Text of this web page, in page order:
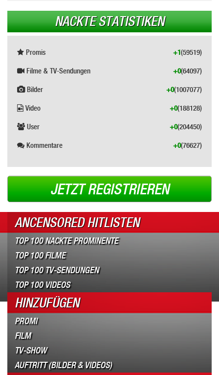
NACKTE STATISTIKEN
Promis (59519)
+1
Filme & TV-Sendungen (64097)
+0
Bilder (1007077)
+0
Video (188128)
+0
User (204450)
+0
Kommentare (76627)
+0
JETZT REGISTRIEREN
ANCENSORED HITLISTEN
TOP 100 NACKTE PROMINENTE
TOP 100 FILME
TOP 100 TV-SENDUNGEN
TOP 100 VIDEOS
HINZUFÜGEN
PROMI
FILM
TV-SHOW
AUFTRITT (BILDER & VIDEOS)